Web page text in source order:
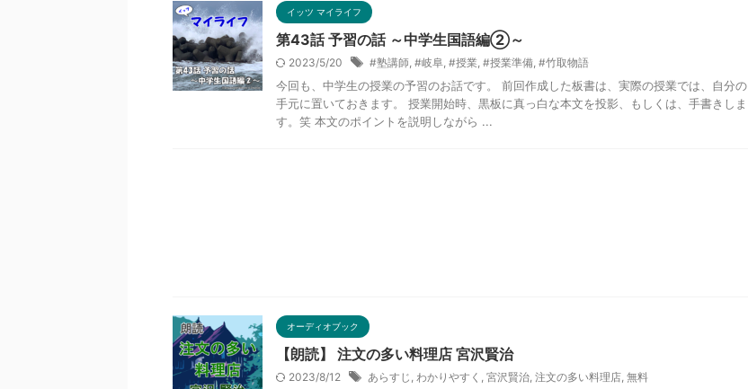
イッツ マイライフ
第43話 予習の話 ～中学生国語編②～
2023/5/20 #塾講師, #岐阜, #授業, #授業準備, #竹取物語
今回も、中学生の授業の予習のお話です。 前回作成した板書は、実際の授業では、自分の
手元に置いておきます。 授業開始時、黒板に真っ白な本文を投影、もしくは、手書きしま
す。笑 本文のポイントを説明しながら ...
オーディオブック
【朗読】 注文の多い料理店 宮沢賢治
2023/8/12 あらすじ , わかりやすく , 宮沢賢治, 注文の多い料理店, 無料